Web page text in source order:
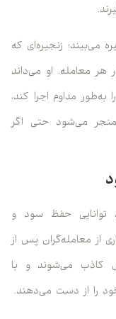
می‌بیند؛ زنجیره‌ای که
هر معامله. او می‌داند
مداوم اجرا کند،
منجر می‌شود حتی اگر
توانایی حفظ سود و
از معامله‌گران پس از
کاذب می‌شوند و با
را از دست می‌دهند.